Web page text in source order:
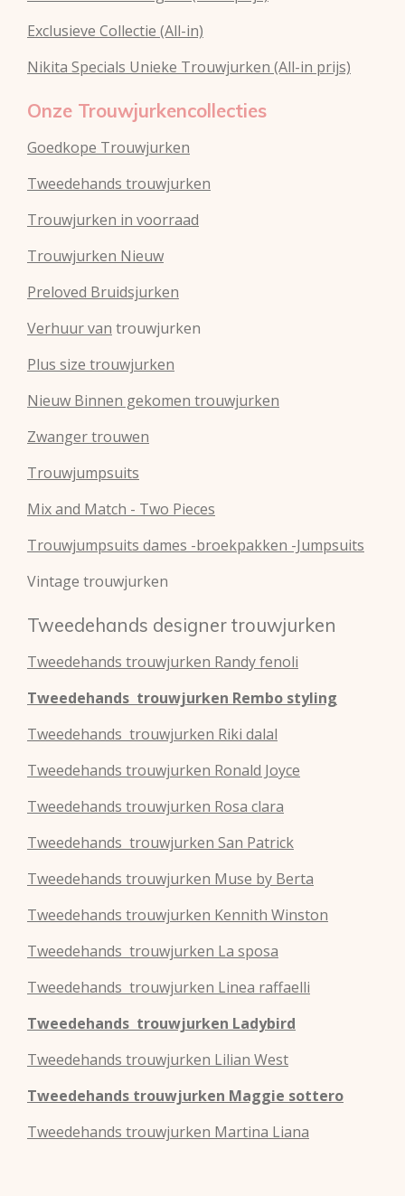
Exclusieve Collectie (All-in)
Nikita Specials Unieke Trouwjurken (All-in prijs)
Onze Trouwjurkencollecties
Goedkope Trouwjurken
Tweedehands trouwjurken
Trouwjurken in voorraad
Trouwjurken Nieuw
Preloved Bruidsjurken
Verhuur van trouwjurken
Plus size trouwjurken
Nieuw Binnen gekomen trouwjurken
Zwanger trouwen
Trouwjumpsuits
Mix and Match - Two Pieces
Trouwjumpsuits dames -broekpakken -Jumpsuits
Vintage trouwjurken
Tweedehands designer trouwjurken
Tweedehands trouwjurken Randy fenoli
Tweedehands trouwjurken Rembo styling
Tweedehands trouwjurken Riki dalal
Tweedehands trouwjurken Ronald Joyce
Tweedehands trouwjurken Rosa clara
Tweedehands trouwjurken San Patrick
Tweedehands trouwjurken Muse by Berta
Tweedehands trouwjurken Kennith Winston
Tweedehands trouwjurken La sposa
Tweedehands trouwjurken Linea raffaelli
Tweedehands trouwjurken Ladybird
Tweedehands trouwjurken Lilian West
Tweedehands trouwjurken Maggie sottero
Tweedehands trouwjurken Martina Liana